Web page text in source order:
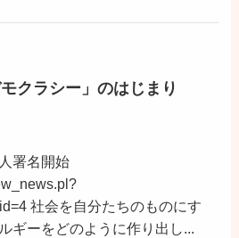
クラシー」のはじまり
署名開始
社会を自分たちのものにす
ギーをどのように作り出し...